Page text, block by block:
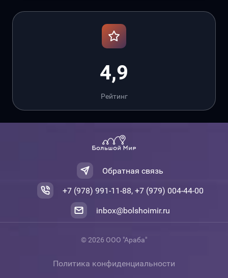
4,9
Рейтинг
Обратная связь
+7 (978) 991-11-88, +7 (979) 004-44-00
inbox@bolshoimir.ru
© 2026 ООО "Араба"
Политика конфиденциальности